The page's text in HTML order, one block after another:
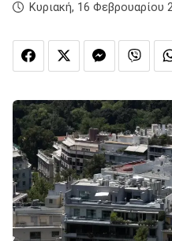
Κυριακή, 16 Φεβρουαρίου